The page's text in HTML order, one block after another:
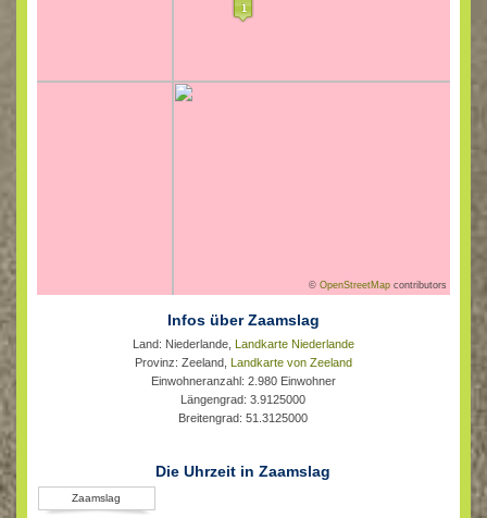
©OpenStreetMap contributors
Infos über Zaamslag
Land: Niederlande, Landkarte Niederlande
Provinz: Zeeland, Landkarte von Zeeland
Einwohneranzahl: 2.980 Einwohner
Längengrad: 3.9125000
Breitengrad: 51.3125000
Die Uhrzeit in Zaamslag
Zaamslag